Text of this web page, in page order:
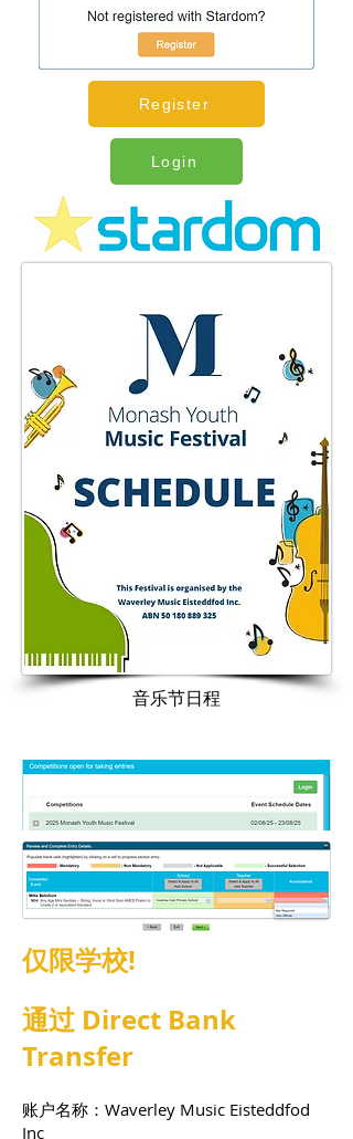
Register
Login
音乐节日程
仅限学校!
通过 Direct Bank
Transfer
账户名称：Waverley Music Eisteddfod
Inc